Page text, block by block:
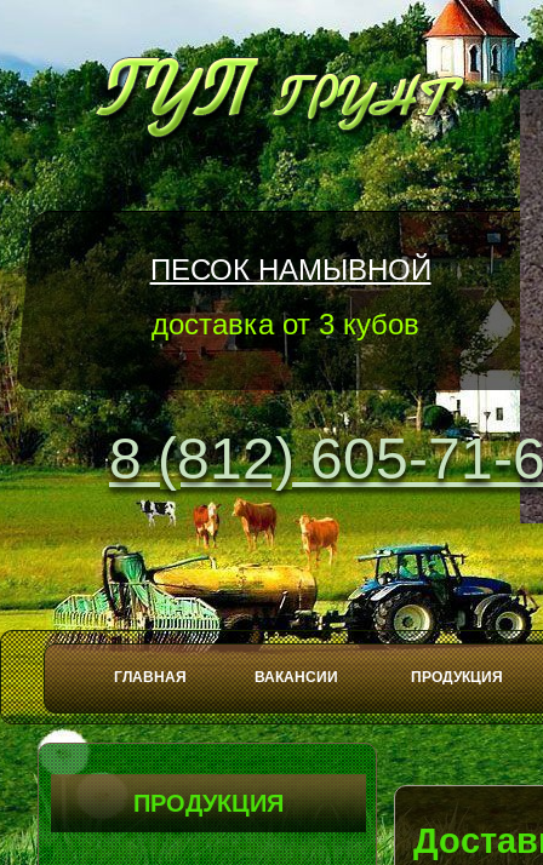
8 (812) 605-71-
ГЛАВНАЯ ВАКАНСИИ ПРОДУКЦИЯ
ПЕСОК НАМЫВНОЙ
доставка от 3 кубов
Play
Stop
ПРОДУКЦИЯ